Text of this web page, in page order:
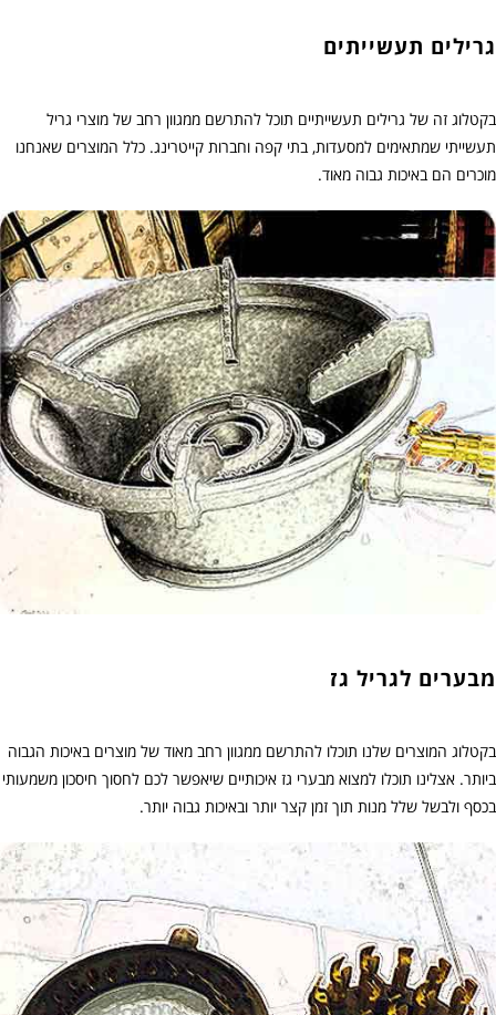
גרילים תעשייתים
בקטלוג זה של גרילים תעשייתיים תוכל להתרשם ממגוון רחב של מוצרי גריל
תעשייתי שמתאימים למסעדות, בתי קפה וחברות קייטרינג. כלל המוצרים שאנחנו
מוכרים הם באיכות גבוה מאוד.
מבערים לגריל גז
בקטלוג המוצרים שלנו תוכלו להתרשם ממגוון רחב מאוד של מוצרים באיכות הגבוה
ביותר. אצלינו תוכלו למצוא מבערי גז איכותיים שיאפשר לכם לחסוך חיסכון משמעותי
בכסף ולבשל שלל מנות תוך זמן קצר יותר ובאיכות גבוה יותר.